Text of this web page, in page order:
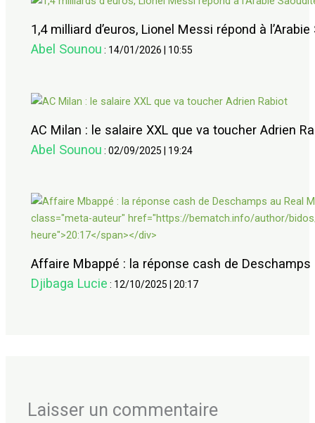
1,4 milliard d’euros, Lionel Messi répond à
Abel Sounou : 14/01/2026 10:55
AC Milan : le salaire XXL que va toucher Adrien
Abel Sounou :02/09/2025 19:24
Affaire Mbappé : la réponse cash de Deschamps
Djibaga Lucie : 12/10/2025 |20:17
Laisser un commentaire